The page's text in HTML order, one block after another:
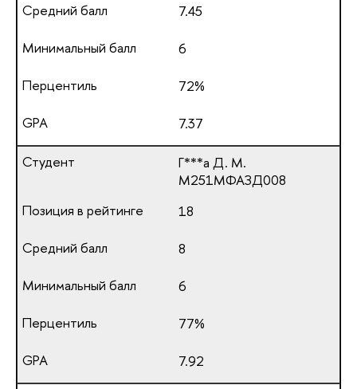
7.45
6
72%
7.37
Г***а Д. М.
М251МФАЗД008
18
8
6
77%
7.92